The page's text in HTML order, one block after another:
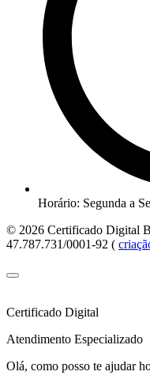
Horário: Segunda a
© 2026 Certificado Digital
47.787.731/0001-92 (
Certificado Digital
Atendimento Especializado
Olá, como posso te ajudar